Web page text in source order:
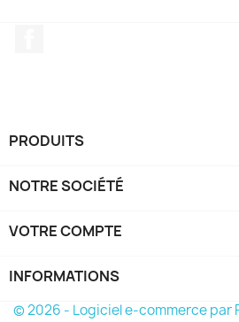
PRODUITS
NOTRE SOCIÉTÉ
VOTRE COMPTE
INFORMATIONS
© 2026 - Logiciel e-commerce par